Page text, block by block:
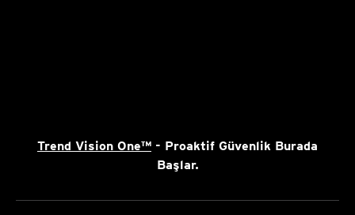
Trend Vision One™ - Proaktif Güvenlik Burada
Başlar.